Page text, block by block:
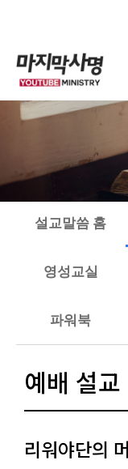
설교말씀 홈
영성교실
파워북
예배 설교
리워야단의